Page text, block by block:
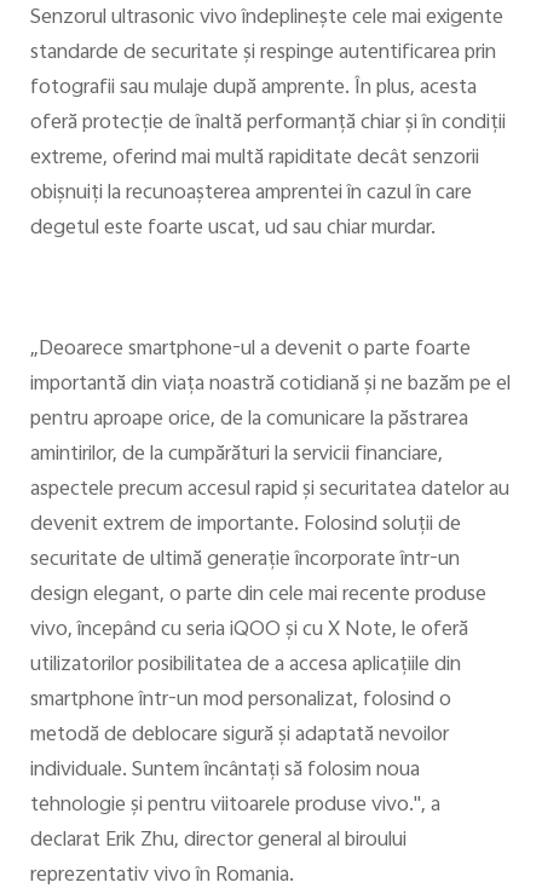
Senzorul ultrasonic vivo îndeplineşte cele mai exigente
standarde de securitate şi respinge autentificarea prin
fotografii sau mulaje după amprente. În plus, acesta
oferă protecţie de înaltă performanţă chiar şi în condiţii
extreme, oferind mai multă rapiditate decât senzorii
obişnuiţi la recunoaşterea amprentei în cazul în care
degetul este foarte uscat, ud sau chiar murdar.
„Deoarece smartphone-ul a devenit o parte foarte
importantă din viaţa noastră cotidiană şi ne bazăm pe el
pentru aproape orice, de la comunicare la păstrarea
amintirilor, de la cumpărături la servicii financiare,
aspectele precum accesul rapid şi securitatea datelor au
devenit extrem de importante. Folosind soluţii de
securitate de ultimă generaţie încorporate într-un
design elegant, o parte din cele mai recente produse
vivo, începând cu seria iQOO şi cu X Note, le oferă
utilizatorilor posibilitatea de a accesa aplicaţiile din
smartphone într-un mod personalizat, folosind o
metodă de deblocare sigură şi adaptată nevoilor
individuale. Suntem încântaţi să folosim noua
tehnologie şi pentru viitoarele produse vivo.", a
declarat Erik Zhu, director general al biroului
reprezentativ vivo în Romania.